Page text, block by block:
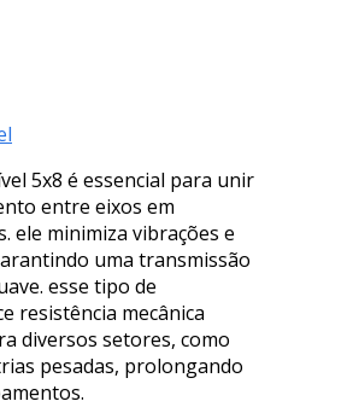
5x8 é essencial para unir
entre eixos em
ele minimiza vibrações e
uma transmissão
esse tipo de
resistência mecânica
diversos setores, como
pesadas, prolongando